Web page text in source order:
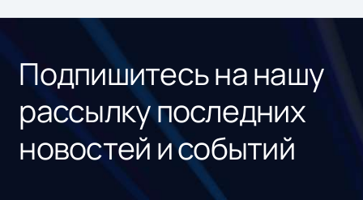
Подпишитесь на нашу
рассылку последних
новостей и событий